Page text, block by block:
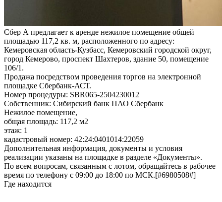
Сбер А предлагает к аренде нежилое помещение общей
площадью 117,2 кв. м, расположенного по адресу:
Кемеровская область-Кузбасс, Кемеровский городской округ,
город Кемерово, проспект Шахтеров, здание 50, помещение
106/1.
Продажа посредством проведения торгов на электронной
площадке Сбербанк-АСТ.
Номер процедуры: SBR065-2504230012
Собственник: Сибирский банк ПАО Сбербанк
Нежилое помещение,
общая площадь: 117,2 м2
этаж: 1
кадастровый номер: 42:24:0401014:22059
Дополнительная информация, документы и условия
реализации указаны на площадке в разделе «Документы».
По всем вопросам, связанным с лотом, обращайтесь в рабочее
время по телефону с 09:00 до 18:00 по МСК.[#6980508#]
Где находится